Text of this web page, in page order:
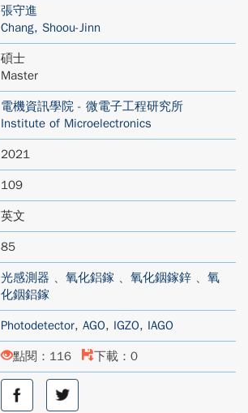
張守進
Chang, Shoou-Jinn
碩士
Master
電機資訊學院 - 微電子工程研究所
Institute of Microelectronics
2021
109
英文
85
光感測器 、 氧化鋁鎵 、 氧化銦鎵鋅 、 氧
化銦鋁鎵
Photodetector, AGO, IGZO, IAGO
點閱：116 下載：0
分
分
享